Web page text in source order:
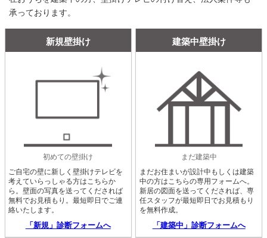
承っております。
新規壁掛け
初めての壁掛け
ご自宅の壁に新しく壁掛けテレビを
考えていらっしゃる方はこちらか
ら。壁面の写真を送ってくだされば
無料でお見積もり。最短即日でご連
絡いたします。
「新規」診断フォームへ
建築中壁掛け
まだ建築中
まだお住まいが設計中もしくは建築
中の方はこちらの専用フォームへ。
新居の図面を送ってくだされば、専
任スタッフが最短即日でお見積もり
を無料作成。
「建築中」診断フォームへ